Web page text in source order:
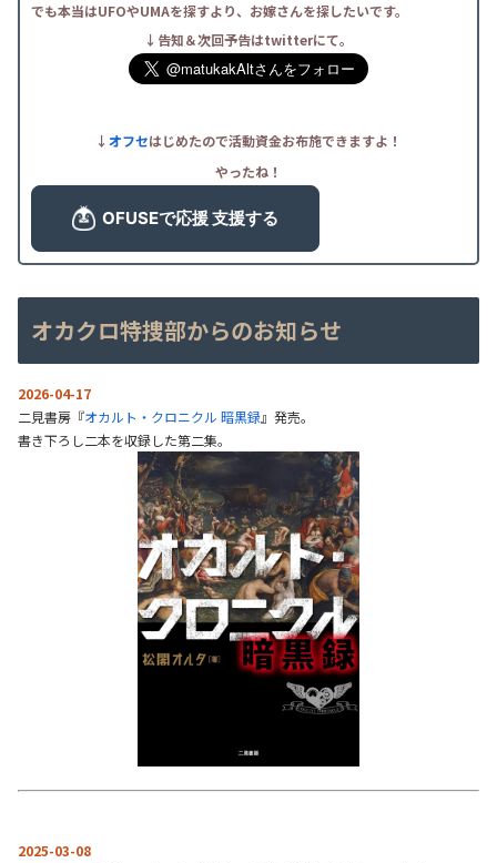
でも本当はUFOやUMAを探すより、お嫁さんを探したいです。
↓告知＆次回予告はtwitterにて。
↓オフセはじめたので活動資金お布施できますよ！
やったね！
オカクロ特捜部からのお知らせ
2026-04-17
二見書房『オカルト・クロニクル 暗黒録』発売。
書き下ろし二本を収録した第二集。
2025-03-08